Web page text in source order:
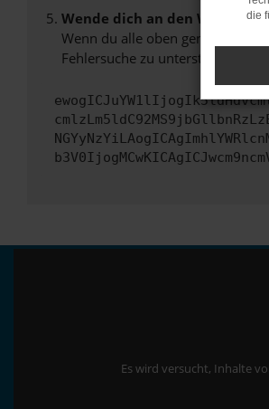
Wende dich an den
Wenn du alle oben genannten
Fehlersuche zu unterstützen:
Es wird versucht, Inhalte
die